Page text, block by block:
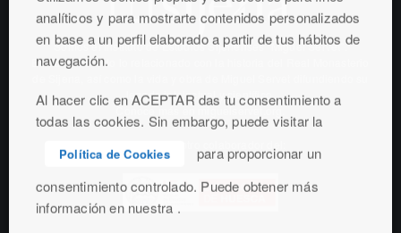
Somos el Instituto de Estudios Sijenenses “Miguel Servet”.
Estudiamos todo lo relacionado con la historia del Real Monasterio
legado intelectual y científico.
Conoce más en miguelservet.org.
analíticos y para mostrarte contenidos personalizados
en base a un perfil elaborado a partir de tus hábitos de
navegación.
Al hacer clic en ACEPTAR das tu consentimiento a
todas las cookies. Sin embargo, puede visitar la
Política de Cookies
para proporcionar un
consentimiento controlado. Puede obtener más
información en nuestra .